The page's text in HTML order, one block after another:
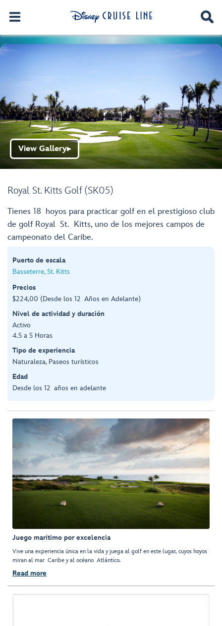
Royal St. Kitts Golf (SK05)
View Gallery▶
Tienes 18 hoyos para practicar golf en el prestigioso club
de golf Royal St. Kitts, uno de los mejores campos de
campeonato del Caribe.
Puerto de escala
Basseterre, St. Kitts
Precios
$224,00 (Desde los 12 Años en Adelante)
Nivel de actividad y duración
Activo
4.5 a 5 Horas
Tipo de experiencia
Naturaleza, Paseos turísticos
Edad
Desde los 12 años en adelante
Juego marítimo por excelencia
Vive una experiencia única en la vida y juega al golf en este lugar, cuyos hoyos
miran al mar Caribe y al océano Atlántico.
Read more